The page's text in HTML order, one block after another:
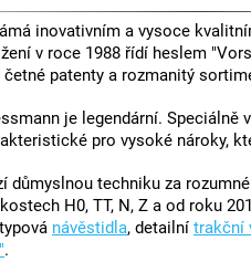
inovativním a vysoce
v roce 1988 řídí heslem
patenty a rozmanitý
je legendární. Speciálně
pro vysoké nároky,
důmyslnou techniku za
H0, TT, N, Z a od roku
návěstidla, detailní trakční
.